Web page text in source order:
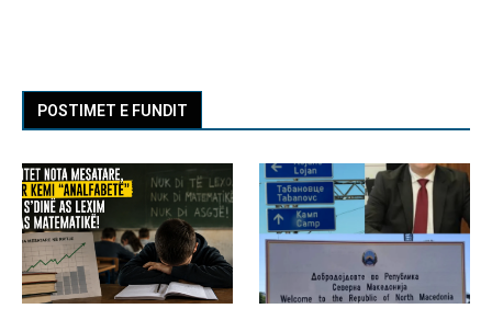
POSTIMET E FUNDIT